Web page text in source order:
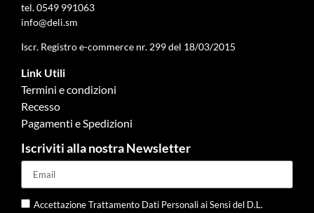
tel.0549 991063
info@deli.sm
Iscr. Registro e-commerce nr. 299 del 18/03/2015
Link Utili
Termini e condizioni
Recesso
Pagamenti e Spedizioni
Iscriviti alla nostra Newsletter
Accettazione Trattamento Dati Personali ai Sensi del D.L.